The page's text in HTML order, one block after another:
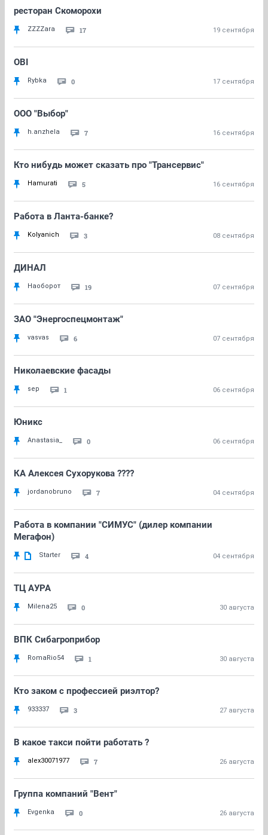
ресторан Скоморохи
ZZZZara 17 19 сентября
OBI
Rybka 0 17 сентября
ООО "Выбор"
h.anzhela 7 16 сентября
Кто нибудь может сказать про "Трансервис"
Hamurati 5 16 сентября
Работа в Ланта-банке?
Kolyanich 3 08 сентября
ДИНАЛ
Наоборот 19 07 сентября
ЗАО "Энергоспецмонтаж"
vasvas 6 07 сентября
Николаевские фасады
sep 1 06 сентября
Юникс
Anastasia_ 0 06 сентября
КА Алексея Сухорукова ????
jordanobruno 7 04 сентября
Работа в компании "СИМУС" (дилер компании
Мегафон)
Starter 4 04 сентября
ТЦ АУРА
Milena25 0 30 августа
ВПК Сибагроприбор
RomaRio54 1 30 августа
Кто заком с профессией риэлтор?
933337 3 27 августа
В какое такси пойти работать ?
alex30071977 7 26 августа
Группа компаний "Вент"
Evgenka 0 26 августа